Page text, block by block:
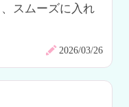
スムーズに入れ
2026/03/26